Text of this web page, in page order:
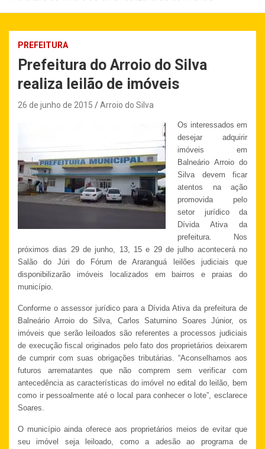
PREFEITURA
Prefeitura do Arroio do Silva
realiza leilão de imóveis
26 de junho de 2015 Arroio do Silva
Os interessados em
desejar adquirir
imóveis em
Balneário Arroio do
Silva devem ficar
atentos na ação
promovida pelo
setor jurídico da
Dívida Ativa da
prefeitura. Nos
próximos dias 29 de junho, 13, 15 e 29 de julho acontecerá no
Salão do Júri do Fórum de Araranguá leilões judiciais que
disponibilizarão imóveis localizados em bairros e praias do
município.
Conforme o assessor jurídico para a Dívida Ativa da prefeitura de
Balneário Arroio do Silva, Carlos Saturnino Soares Júnior, os
imóveis que serão leiloados são referentes a processos judiciais
de execução fiscal originados pelo fato dos proprietários deixarem
de cumprir com suas obrigações tributárias. “Aconselhamos aos
futuros arrematantes que não comprem sem verificar com
antecedência as características do imóvel no edital do leilão, bem
como ir pessoalmente até o local para conhecer o lote”, esclarece
Soares.
O município ainda oferece aos proprietários meios de evitar que
seu imóvel seja leiloado, como a adesão ao programa de